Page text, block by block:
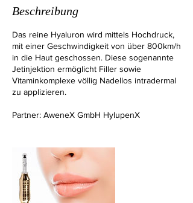
Beschreibung
Das reine Hyaluron wird mittels Hochdruck,
mit einer Geschwindigkeit von über 800km/h
in die Haut geschossen. Diese sogenannte
Jetinjektion ermöglicht Filler sowie
Vitaminkomplexe völlig Nadellos intradermal
zu applizieren.
Partner: AweneX GmbH HylupenX